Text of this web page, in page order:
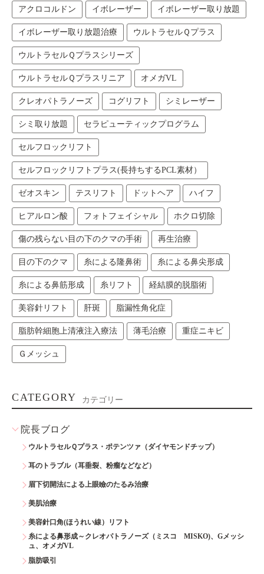
アクロコルドン イボレーザー イボレーザー取り放題
イボレーザー取り放題治療 ウルトラセルＱプラス
ウルトラセルＱプラスシリーズ
ウルトラセルＱプラスリニア オメガVL
クレオパトラノーズ コグリフト シミレーザー
シミ取り放題 セラピューティックプログラム
セルフロックリフト
セルフロックリフトプラス(長持ちするPCL素材）
ゼオスキン テスリフト ドットヘア ハイフ
ヒアルロン酸 フォトフェイシャル ホクロ切除
傷の残らない目の下のクマの手術 再生治療
目の下のクマ 糸による隆鼻術 糸による鼻尖形成
糸による鼻筋形成 糸リフト 経結膜的脱脂術
美容針リフト 肝斑 脂漏性角化症
脂肪幹細胞上清液注入療法 薄毛治療 重症ニキビ
Ｇメッシュ
CATEGORY カテゴリー
院長ブログ
ウルトラセルＱプラス・ポテンツァ（ダイヤモンドチップ）
耳のトラブル（耳垂裂、粉瘤などなど）
眉下切開法による上眼瞼のたるみ治療
美肌治療
美容針口角(ほうれい線）リフト
糸による鼻形成～クレオパトラノーズ（ミスコ MISKO)、Gメッシ
ュ、オメガVL
脂肪吸引